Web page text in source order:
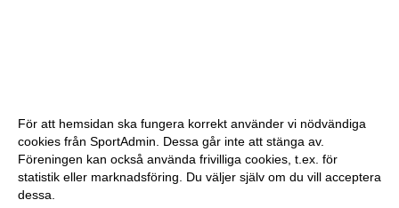
För att hemsidan ska fungera korrekt använder vi nödvändiga
cookies från SportAdmin. Dessa går inte att stänga av.
Föreningen kan också använda frivilliga cookies, t.ex. för
statistik eller marknadsföring. Du väljer själv om du vill acceptera
dessa.